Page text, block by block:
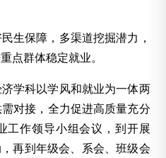
生保障，多渠道挖掘潜力，
点群体稳定就业。
学科以学风和就业为一体两
对接，全力促进高质量充分
工作领导小组会议，到开展
再到年级会、系会、班级会